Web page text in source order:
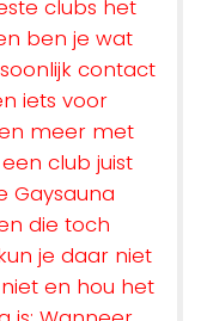
clubs het
ben je wat
contact
iets voor
meer met
club juist
Gaysauna
die toch
je daar niet
en hou het